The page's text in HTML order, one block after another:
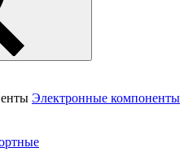
Электронные компоненты